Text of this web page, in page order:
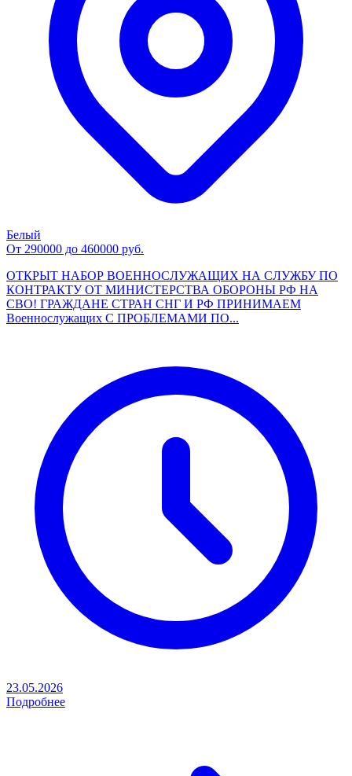
Белый
От 290000 до 460000 руб.
ОТКРЫТ НАБОР ВОЕННОСЛУЖАЩИХ НА СЛУЖБУ ПО
КОНТРАКТУ ОТ МИНИСТЕРСТВА ОБОРОНЫ РФ НА
СВО! ГРАЖДАНЕ СТРАН СНГ И РФ ПРИНИМАЕМ
Военнослужащих С ПРОБЛЕМАМИ ПО...
23.05.2026
Подробнее